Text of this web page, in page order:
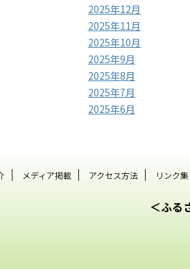
2025年12月
2025年11月
2025年10月
2025年9月
2025年8月
2025年7月
2025年6月
メディア掲載 アクセス方法 リンク集
＜ふる